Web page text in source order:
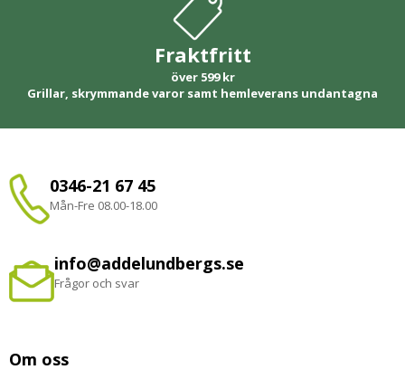
Fraktfritt
över 599 kr
Grillar, skrymmande varor samt hemleverans undantagna
0346-21 67 45
Mån-Fre 08.00-18.00
info@addelundbergs.se
Frågor och svar
Om oss